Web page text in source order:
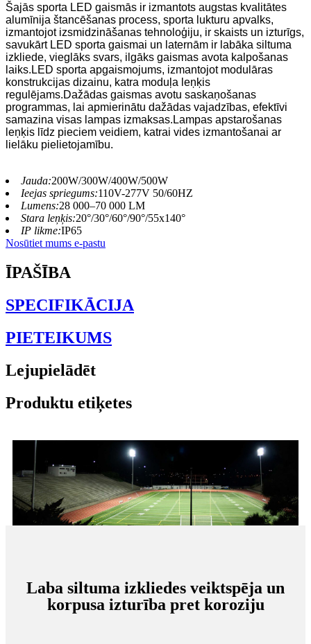
Šajās sporta LED gaismās ir izmantots augstas kvalitātes
alumīnija štancēšanas process, sporta lukturu apvalks,
izmantojot izsmidzināšanas tehnoloģiju, ir skaists un izturīgs,
savukārt LED sporta gaismai un laternām ir labāka siltuma
izkliede, vieglāks svars, ilgāks gaismas avota kalpošanas
laiks.LED sporta apgaismojums, izmantojot modulāras
konstrukcijas dizainu, katra moduļa leņķis
regulējams.Dažādas gaismas avotu saskaņošanas
programmas, lai apmierinātu dažādas vajadzības, efektīvi
samazina visas lampas izmaksas.Lampas apstarošanas
leņķis līdz pieciem veidiem, katrai vides izmantošanai ar
lielāku pielietojamību.
Jauda:200W/300W/400W/500W
Ieejas spriegums:110V-277V 50/60HZ
Lumens:28 000–70 000 LM
Stara leņķis:20°/30°/60°/90°/55x140°
IP likme:IP65
Nosūtiet mums e-pastu
ĪPAŠĪBA
SPECIFIKĀCIJA
PIETEIKUMS
Lejupielādēt
Produktu etiķetes
Laba siltuma izkliedes veiktspēja un
korpusa izturība pret koroziju